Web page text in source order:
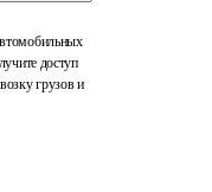
доступ
грузов и